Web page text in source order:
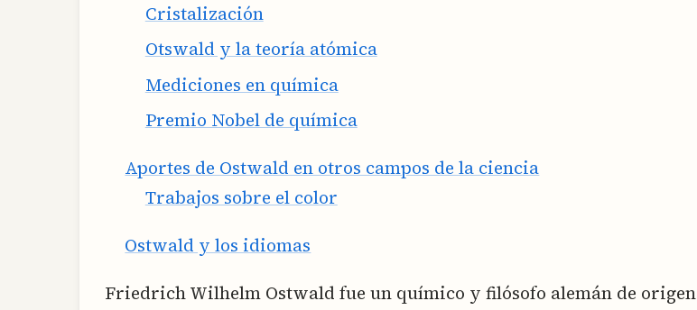
Cristalización
Otswald y la teoría atómica
Mediciones en química
Premio Nobel de química
Aportes de Ostwald en otros campos de la ciencia
Trabajos sobre el color
Ostwald y los idiomas
Friedrich Wilhelm Ostwald fue un químico y filósofo alemán de origen